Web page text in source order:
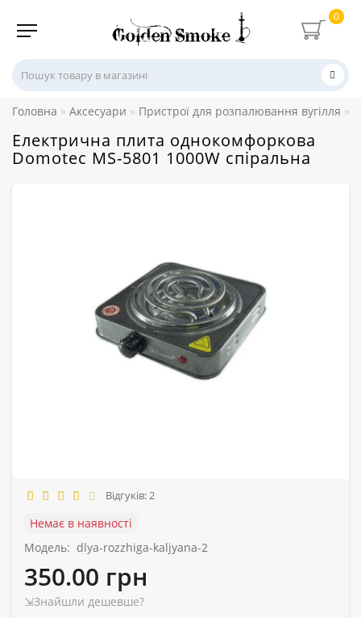
0
Головна Аксесуари Пристрої для розпалювання вугілля
Електрична плита однокомфоркова
Domotec MS-5801 1000W спіральна
Відгуків: 2
Немає в наявності
Модель: dlya-rozzhiga-kaljyana-2
350.00 грн
⇲Знайшли дешевше?